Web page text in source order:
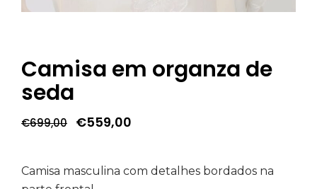
Camisa em organza de
seda
€699,00 O
preço
€699,00.
€559,00
€559,00.
Camisa masculina com detalhes bordados na